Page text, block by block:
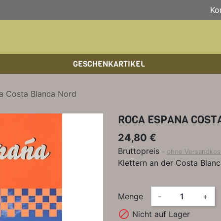
GESCHENKARTIKEL
Costa Blanca Nord
ROCA ESPANA
24,80 €
Bruttopreis ohne
Klettern an der Costa
Menge - +
 Nicht auf Lager